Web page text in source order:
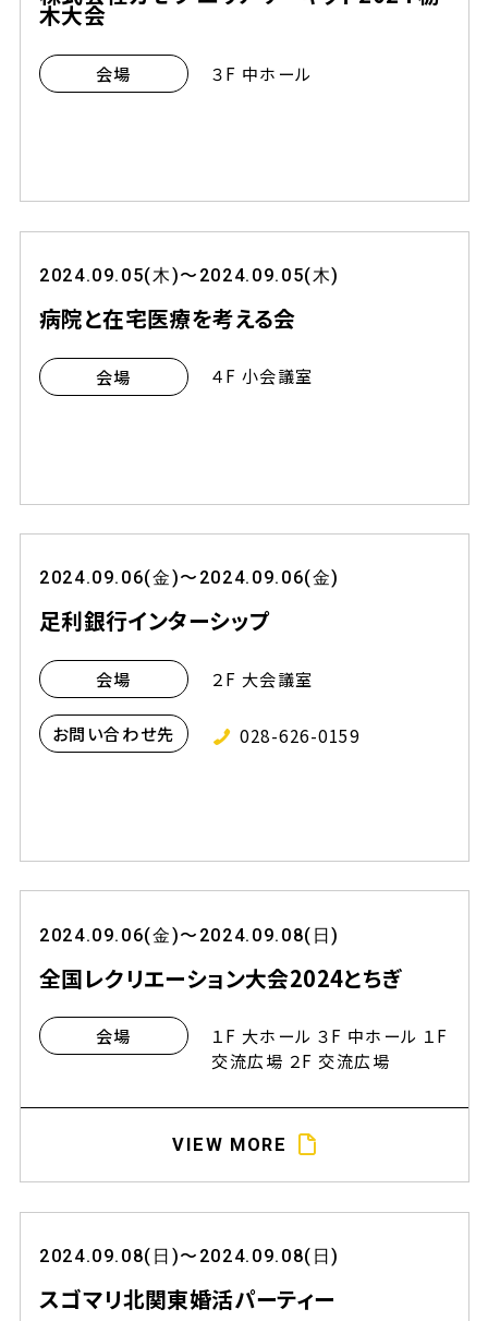
木大会
会場 ３F 中ホール
2024.09.05(木)〜2024.09.05(木)
病院と在宅医療を考える会
会場 ４F 小会議室
2024.09.06(金)〜2024.09.06(金)
足利銀行インターシップ
会場 ２F 大会議室
お問い合わせ先 028-626-0159
2024.09.06(金)〜2024.09.08(日)
全国レクリエーション大会2024とちぎ
会場
１F 大ホール ３F 中ホール １F
交流広場 ２F 交流広場
VIEW MORE
2024.09.08(日)〜2024.09.08(日)
スゴマリ北関東婚活パーティー